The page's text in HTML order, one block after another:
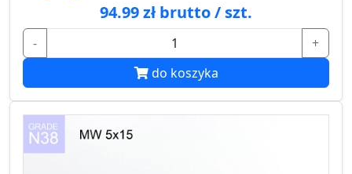
94.99 zł brutto / szt.
-
+
do koszyka